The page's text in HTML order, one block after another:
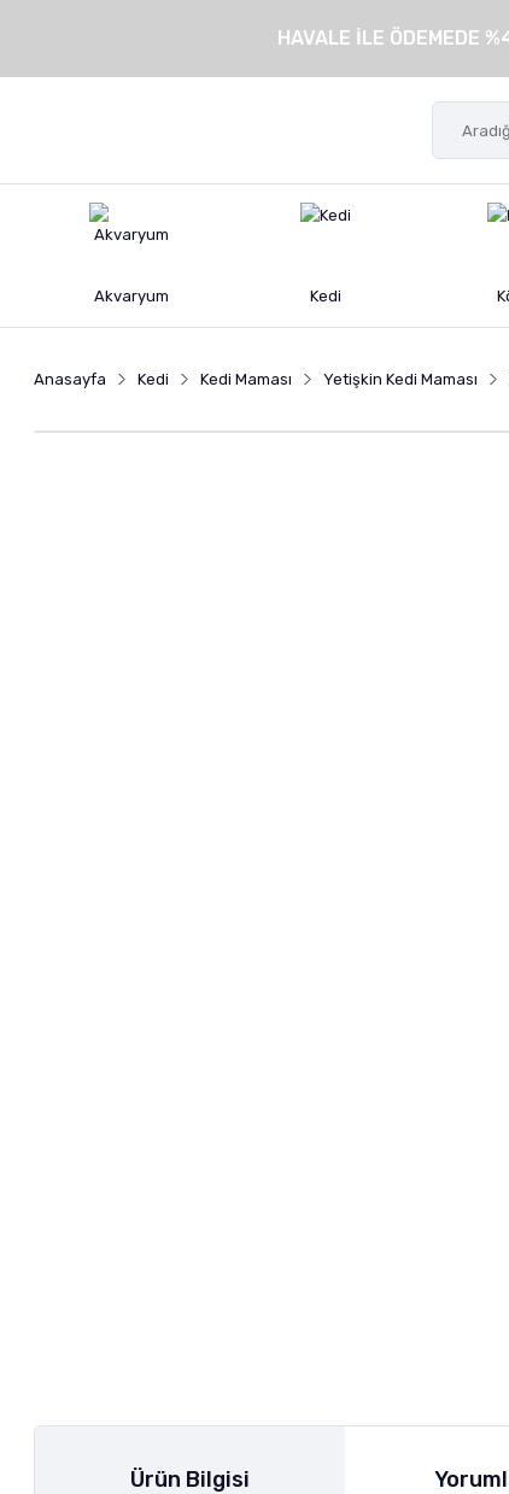
HAVALE İLE ÖDEMEDE
Akvaryum Kedi
Anasayfa Kedi Kedi Maması Yetişkin Kedi Maması
Ürün Bilgisi